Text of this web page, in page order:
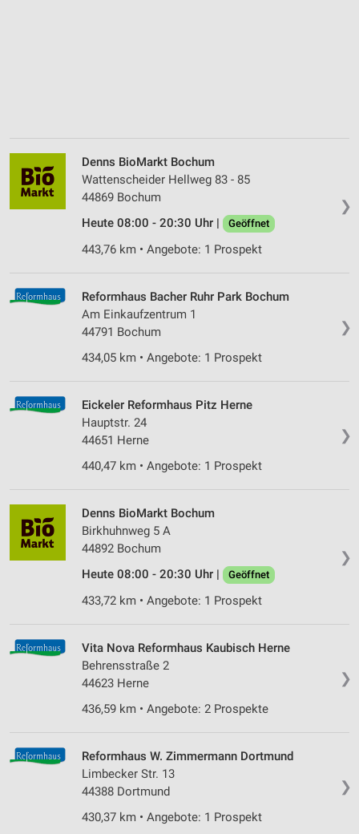
❯
Denns BioMarkt Bochum
Wattenscheider Hellweg 83 - 85
44869 Bochum
Heute 08:00 - 20:30 Uhr |
Geöffnet
443,76 km • Angebote: 1 Prospekt
❯
Reformhaus Bacher Ruhr Park Bochum
Am Einkaufzentrum 1
44791 Bochum
434,05 km • Angebote: 1 Prospekt
❯
Eickeler Reformhaus Pitz Herne
Hauptstr. 24
44651 Herne
440,47 km • Angebote: 1 Prospekt
❯
Denns BioMarkt Bochum
Birkhuhnweg 5 A
44892 Bochum
Heute 08:00 - 20:30 Uhr |
Geöffnet
433,72 km • Angebote: 1 Prospekt
❯
Vita Nova Reformhaus Kaubisch Herne
Behrensstraße 2
44623 Herne
436,59 km • Angebote: 2 Prospekte
❯
Reformhaus W. Zimmermann Dortmund
Limbecker Str. 13
44388 Dortmund
430,37 km • Angebote: 1 Prospekt